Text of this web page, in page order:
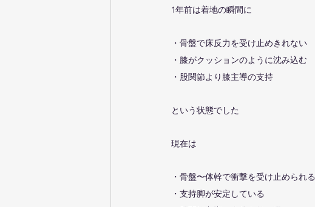
1年前は着地の瞬間に
・骨盤で床反力を受け止めきれない
・膝がクッションのように沈み込む
・股関節より膝主導の支持
という状態でした
現在は
・骨盤〜体幹で衝撃を受け止められる
・支持脚が安定している